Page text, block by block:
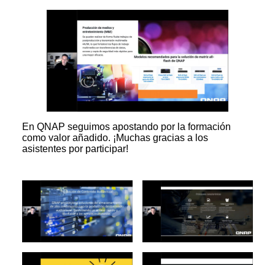
En QNAP seguimos apostando por la formación
como valor añadido. ¡Muchas gracias a los
asistentes por participar!